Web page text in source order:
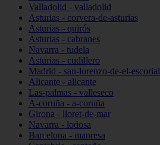
Valladolid - valladolid
Asturias - corvera-de-asturias
Asturias - quirós
Asturias - cabranes
Navarra - tudela
Asturias - cudillero
Madrid - san-lorenzo-de-el-escorial
Alicante - alicante
Las-palmas - valleseco
A-coruña - a-coruña
Girona - lloret-de-mar
Navarra - lodosa
Barcelona - manresa